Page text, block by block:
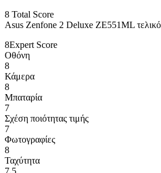
8 Total Score
Asus Zenfone 2 Deluxe ZE551ML
8Expert Score
Οθόνη
8
Κάμερα
8
Μπαταρία
7
Σχέση ποιότητας τιμής
7
Φωτογραφίες
8
Ταχύτητα
7.5